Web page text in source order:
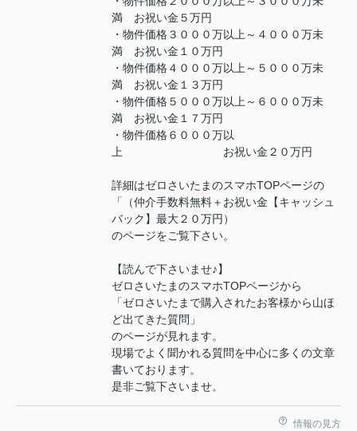
満 お祝い金５万円
・物件価格３０００万以上～４０００万未
満 お祝い金１０万円
・物件価格４０００万以上～５０００万未
満 お祝い金１３万円
・物件価格５０００万以上～６０００万未
満 お祝い金１７万円
・物件価格６０００万以
上 お祝い金２０万円
詳細はゼロさいたまのスマホTOPページの
「（仲介手数料無料＋お祝い金【キャッシュ
バック】最大２０万円）
のページをご覧下さい。
【読んで下さいませ♪】
ゼロさいたまのスマホTOPページから
「ゼロさいたまで購入されたお客様から山ほ
ど出てきた質問」
のページが見れます。
現場でよく聞かれる質問を中心に多くの文章
書いております。
是非ご覧下さいませ。
情報の見方